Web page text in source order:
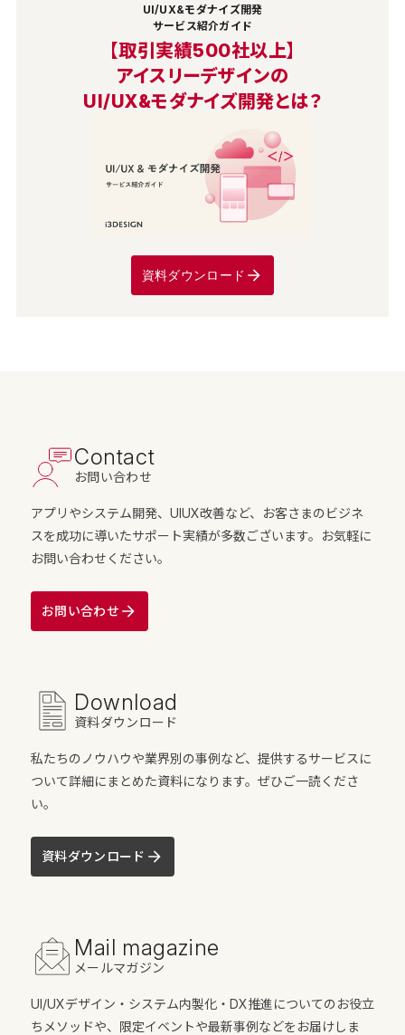
UI/UX&モダナイズ開発
サービス紹介ガイド
【取引実績500社以上】
アイスリーデザインの
UI/UX&モダナイズ開発とは？
資料ダウンロード
Contact
お問い合わせ
アプリやシステム開発、UIUX改善など、お客さまのビジネ
スを成功に導いたサポート実績が多数ございます。お気軽に
お問い合わせください。
お問い合わせ
Download
資料ダウンロード
私たちのノウハウや業界別の事例など、提供するサービスに
ついて詳細にまとめた資料になります。ぜひご一読くださ
い。
資料ダウンロード
Mail magazine
メールマガジン
UI/UXデザイン・システム内製化・DX推進についてのお役立
ちメソッドや、限定イベントや最新事例などをお届けしま